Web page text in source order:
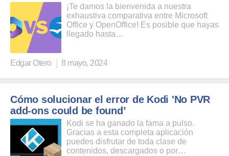
¡Te damos la bienvenida a nuestra
exhaustiva comparativa entre Microsoft
Office y OpenOffice! Es posible que hayas
llegado hasta…
Edgar Otero 8 mayo, 2024
Cómo solucionar el error de Kodi 'No PVR
add-ons could be found’
Kodi se ha ganado la fama a pulso.
Gracias a esta completa aplicación
puedes disfrutar de toda clase de
contenidos, descargados o por…